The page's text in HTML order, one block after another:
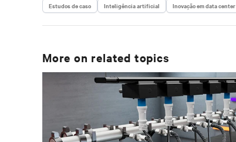
Estudos de caso Inteligência artificial Inovação em data center
More on related topics